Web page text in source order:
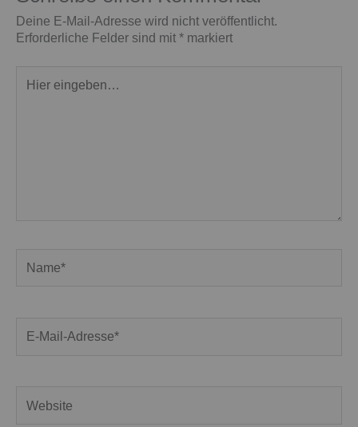
Deine E-Mail-Adresse wird nicht veröffentlicht.
Erforderliche Felder sind mit * markiert
eingeben…
Mail-